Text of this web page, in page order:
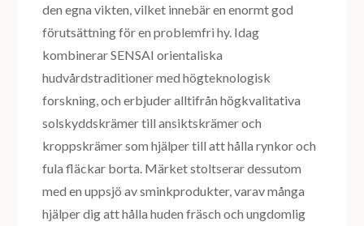
den egna vikten, vilket innebär en enormt god
förutsättning för en problemfri hy. Idag
kombinerar SENSAI orientaliska
hudvårdstraditioner med högteknologisk
forskning, och erbjuder alltifrån högkvalitativa
solskyddskrämer till ansiktskrämer och
kroppskrämer som hjälper till att hålla rynkor och
fula fläckar borta. Märket stoltserar dessutom
med en uppsjö av sminkprodukter, varav många
hjälper dig att hålla huden fräsch och ungdomlig